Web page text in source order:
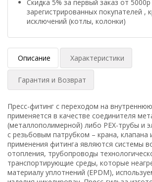
Скидка 5% за первый заказ от 5000р
зарегистрированных покупателей ,
исключений (котлы, колонки)
Описание Характеристики
Гарантия и Возврат
Пресс-фитинг с переходом на
применяется в качестве соединителя
(металлополимерной) либо PEX-трубы и
с резьбовым патрубком – крана, клапана
применения фитинга являются системы
отопления, трубопроводы
транспортирующие среды, которые
материалу уплотнений (EPDM),